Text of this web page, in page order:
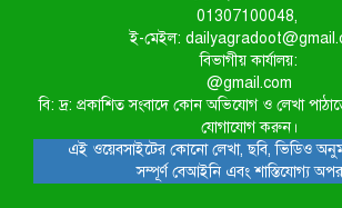
01307100048,
ই-মেইল:
বিভাগীয় কার্যালয়:
@gmail.com
বি: দ্র: প্রকাশিত সংবাদে কোন অভিযোগ ও লেখা
যোগাযোগ করুন।
এই ওয়েবসাইটের কোনো লেখা, ছবি, ভিডিও
সম্পূর্ণ বেআইনি এবং শাস্তিযোগ্য